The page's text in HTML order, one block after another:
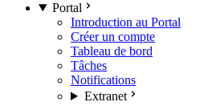
Portal
Introduction au Portal
Créer un compte
Tableau de bord
Tâches
Notifications
Extranet